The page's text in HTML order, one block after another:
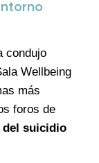
condujo
Wellbeing
más
foros de
del suicidio